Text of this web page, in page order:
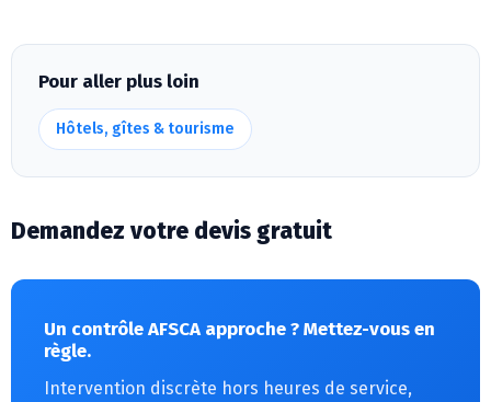
Pour aller plus loin
Hôtels, gîtes & tourisme
Demandez votre devis gratuit
Un contrôle AFSCA approche ? Mettez-vous en
règle.
Intervention discrète hors heures de service,